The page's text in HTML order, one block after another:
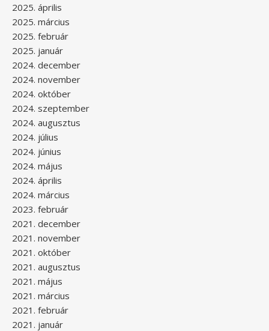
2025. április
2025. március
2025. február
2025. január
2024. december
2024. november
2024. október
2024. szeptember
2024. augusztus
2024. július
2024. június
2024. május
2024. április
2024. március
2023. február
2021. december
2021. november
2021. október
2021. augusztus
2021. május
2021. március
2021. február
2021. január